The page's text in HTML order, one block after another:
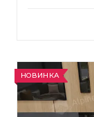
НОВИНКА